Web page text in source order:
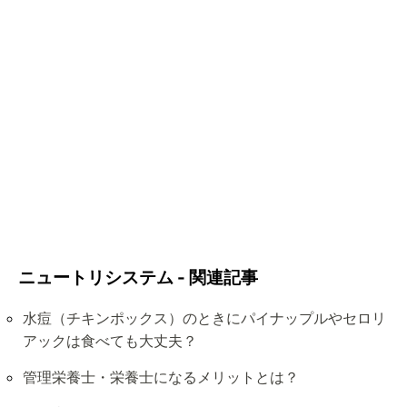
ニュートリシステム - 関連記事
水痘（チキンポックス）のときにパイナップルやセロリ
アックは食べても大丈夫？
管理栄養士・栄養士になるメリットとは？